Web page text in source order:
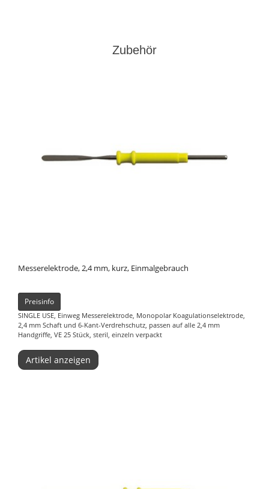
Zubehör
Messerelektrode, 2,4 mm, kurz, Einmalgebrauch
Preisinfo
SINGLE USE, Einweg Messerelektrode, Monopolar Koagulationselektrode,
2,4 mm Schaft und 6-Kant-Verdrehschutz, passen auf alle 2,4 mm
Handgriffe, VE 25 Stück, steril, einzeln verpackt
Artikel anzeigen